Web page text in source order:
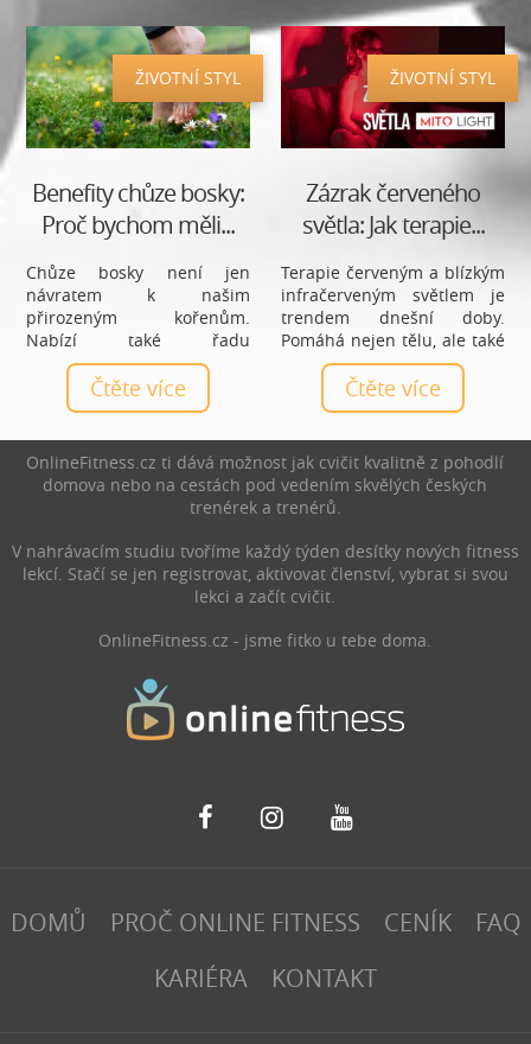
ŽIVOTNÍ STYL
Benefity chůze bosky:
Proč bychom měli...
Chůze bosky není jen
návratem k našim
přirozeným kořenům.
Nabízí také řadu
zdravotních výhod, které
mohou pozitivně ovlivnit
naše tělo i mysl. Od posílení
rovnováhy až po snížení
stresu a zlepšení spánku.
Chůze bosky má skutečně
mnoho přínosů. V tomto
článku se dozvíte, proč
byste měli častěji sundávat
boty a vyrazit na procházku
Čtěte více
ŽIVOTNÍ STYL
Zázrak červeného
světla: Jak terapie...
Terapie červeným a blízkým
infračerveným světlem je
trendem dnešní doby.
Pomáhá nejen tělu, ale také
psychice. Až devadesát
procent času jsme někde
zavření, ať už v práci nebo
baterky. Červené světlo lze
považovat za jeden ze
základních zdrojů energie.
Pomáhá tělu například
zmírnit záněty, ulevit od
bolesti, při regeneraci nebo
zlepšit spánek.
Čtěte více
OnlineFitness.cz ti dává možnost jak cvičit kvalitně z pohodlí
domova nebo na cestách pod vedením skvělých českých
trenérek a trenérů.
V nahrávacím studiu tvoříme každý týden desítky nových fitness
lekcí. Stačí se jen registrovat, aktivovat členství, vybrat si svou
lekci a začít cvičit.
OnlineFitness.cz - jsme fitko u tebe doma.
DOMŮ PROČ ONLINE FITNESS CENÍK
FAQ
KARIÉRA
KONTAKT